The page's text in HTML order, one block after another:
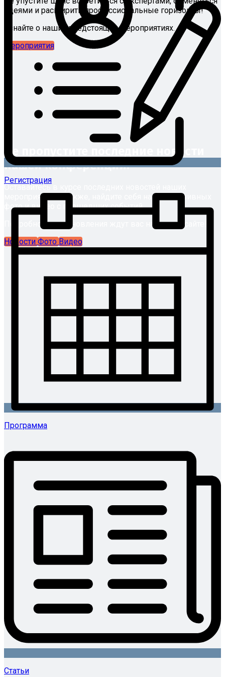
идеями и расширить профессиональные горизонты!
Узнайте о наших предстоящих мероприятиях.
Мероприятия
Не пропустите последние новости
нашей конференции!
Оставайтесь в курсе последних новостей наших
мероприятий! А также, найдите себя на эксклюзивных
фото и видео с прошедших событий.
Подробности и обновления ждут вас на нашем сайте!
Новости Фото Видео
Регистрация
Программа
Статьи